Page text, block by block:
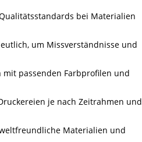
bei Materialien
um Missverständnisse und
passenden Farbprofilen und
je nach Zeitrahmen und
Materialien und